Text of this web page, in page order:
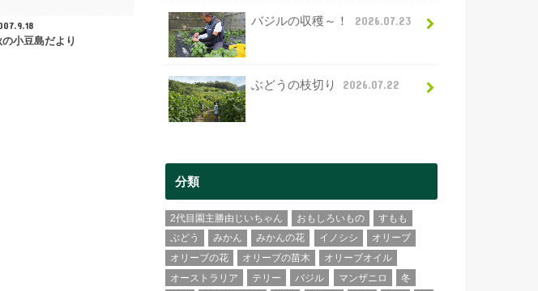
の小豆島だより
バジルの収穫～！ 2026.07.23
ぶどうの枝切り 2026.07.22
分類
2代目園主勝由じいちゃん おもしろいもの
すもも
ぶどう
みかん みかんの花 イノシシ
オリーブ
オリーブの花
オリーブの苗木
オリーブオイル
オーストラリア
テリー バジル マンザニロ
冬